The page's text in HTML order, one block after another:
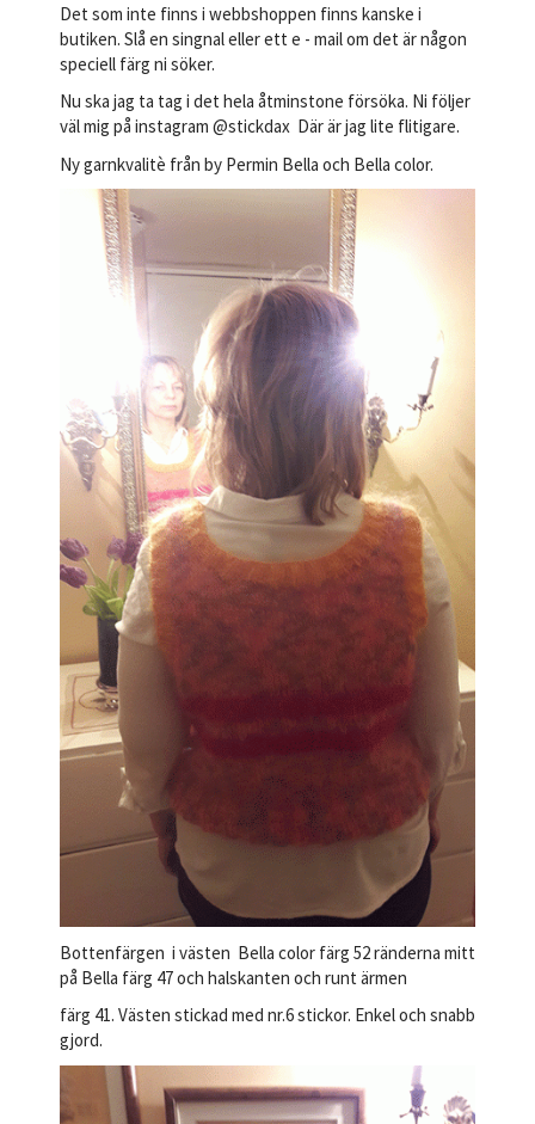
Det som inte finns i webbshoppen finns kanske i
butiken. Slå en singnal eller ett e - mail om det är någon
speciell färg ni söker.
Nu ska jag ta tag i det hela åtminstone försöka. Ni följer
väl mig på instagram @stickdax Där är jag lite flitigare.
Ny garnkvalitè från by Permin Bella och Bella color.
Bottenfärgen i västen Bella color färg 52 ränderna mitt
på Bella färg 47 och halskanten och runt ärmen
färg 41. Västen stickad med nr.6 stickor. Enkel och snabb
gjord.